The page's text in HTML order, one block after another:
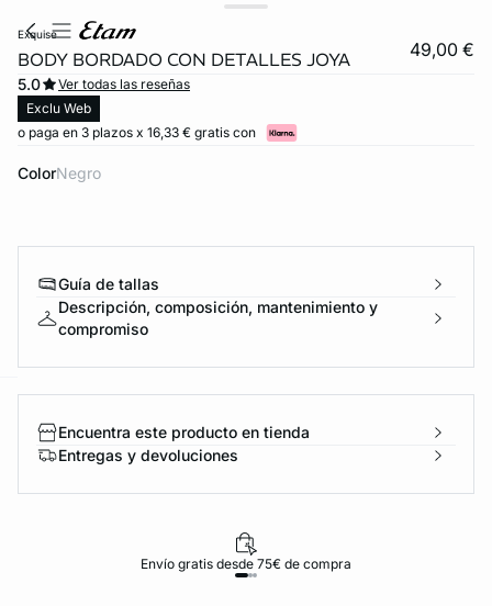
exquise
BODY BORDADO CON DETALLES JOYA 49,00 €
5.0
Ver todas las reseñas
Exclu Web
o paga en 3 plazos x 16,33 € gratis con
Color negro
Guía de tallas
Descripción, composición, mantenimiento y
compromiso
Encuentra este producto en tienda
Entregas y devoluciones
Envío gratis desde 75€ de compra